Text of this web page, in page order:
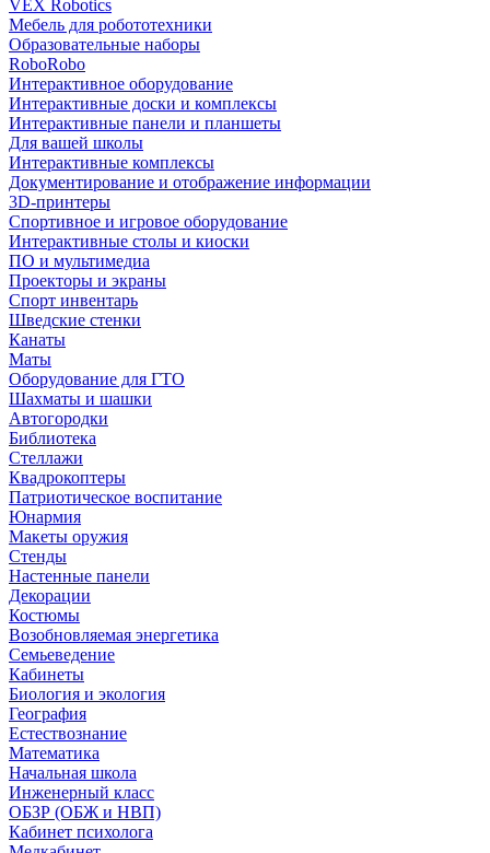
VEX Robotics
Мебель для робототехники
Образовательные наборы
RoboRobo
Интерактивное оборудование
Интерактивные доски и комплексы
Интерактивные панели и планшеты
Для вашей школы
Интерактивные комплексы
Документирование и отображение информации
3D-принтеры
Спортивное и игровое оборудование
Интерактивные столы и киоски
ПО и мультимедиа
Проекторы и экраны
Спорт инвентарь
Шведские стенки
Канаты
Маты
Оборудование для ГТО
Шахматы и шашки
Автогородки
Библиотека
Стеллажи
Квадрокоптеры
Патриотическое воспитание
Юнармия
Макеты оружия
Стенды
Настенные панели
Декорации
Костюмы
Возобновляемая энергетика
Семьеведение
Кабинеты
Биология и экология
География
Естествознание
Математика
Начальная школа
Инженерный класс
ОБЗР (ОБЖ и НВП)
Кабинет психолога